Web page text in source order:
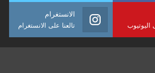
اليوتيوب
الانستغرام
تالعنا على الانستغرام